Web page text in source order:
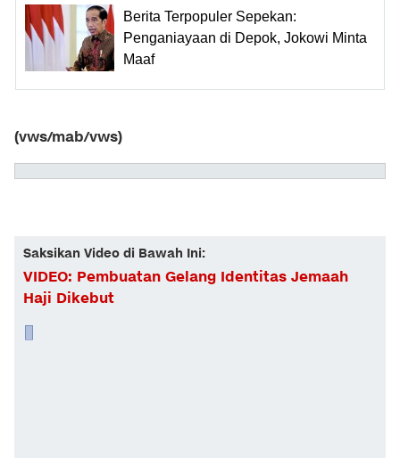
Berita Terpopuler Sepekan:
Penganiayaan di Depok, Jokowi Minta
Maaf
(vws/mab/vws)
Saksikan Video di Bawah Ini:
VIDEO: Pembuatan Gelang Identitas Jemaah
Haji Dikebut